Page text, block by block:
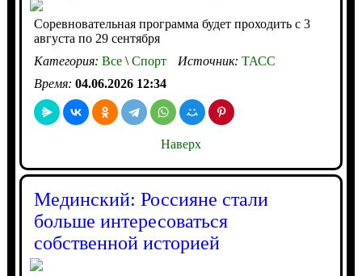
Соревновательная программа будет проходить с 3
августа по 29 сентября
Категория: Все\Спорт Источник: ТАСС
Время: 04.06.2026 12:34
Наверх
Мединский: Россияне стали
больше интересоваться
собственной историей